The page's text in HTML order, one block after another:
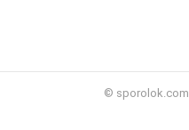
© sporolok.com